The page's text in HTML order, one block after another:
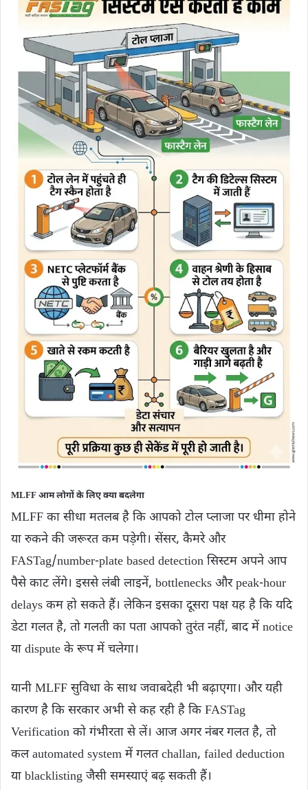
MLFF आम लोगों के लिए क्या बदलेगा
MLFF का सीधा मतलब है कि आपको टोल प्लाजा पर धीमा होने
या रुकने की जरूरत कम पड़ेगी। सेंसर, कैमरे और
FASTag/number-plate based detection सिस्टम अपने आप
पैसे काट लेंगे। इससे लंबी लाइनें, bottlenecks और peak-hour
delays कम हो सकते हैं। लेकिन इसका दूसरा पक्ष यह है कि यदि
डेटा गलत है, तो गलती का पता आपको तुरंत नहीं, बाद में notice
या dispute के रूप में चलेगा।
यानी MLFF सुविधा के साथ जवाबदेही भी बढ़ाएगा। और यही
कारण है कि सरकार अभी से कह रही है कि FASTag
Verification को गंभीरता से लें। आज अगर नंबर गलत है, तो
कल automated system में गलत challan, failed deduction
या blacklisting जैसी समस्याएं बढ़ सकती हैं।